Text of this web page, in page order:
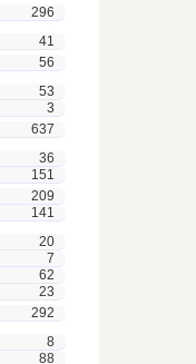
296
41
56
53
3
637
36
151
209
141
20
7
62
23
292
8
88